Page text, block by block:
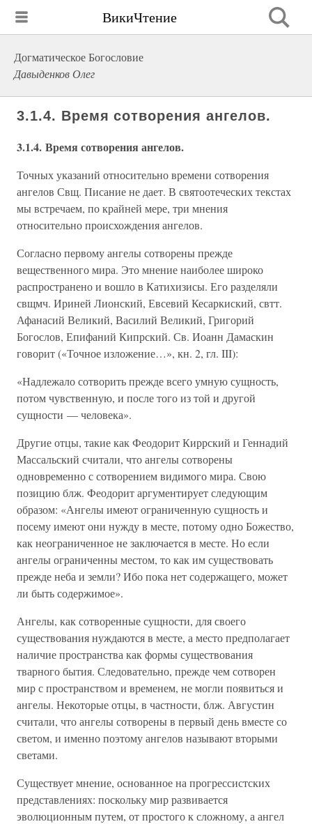
ВикиЧтение
Догматическое Богословие
Давыденков Олег
3.1.4. Время сотворения ангелов.
3.1.4. Время сотворения ангелов.
Точных указаний относительно времени сотворения
ангелов Свщ. Писание не дает. В святоотеческих текстах
мы встречаем, по крайней мере, три мнения
относительно происхождения ангелов.
Согласно первому ангелы сотворены прежде
вещественного мира. Это мнение наиболее широко
распространено и вошло в Катихизисы. Его разделяли
свщмч. Ириней Лионский, Евсевий Кесаркиский, свтт.
Афанасий Великий, Василий Великий, Григорий
Богослов, Епифаний Кипрский. Св. Иоанн Дамаскин
говорит («Точное изложение…», кн. 2, гл. III):
«Надлежало сотворить прежде всего умную сущность,
потом чувственную, и после того из той и другой
сущности — человека».
Другие отцы, такие как Феодорит Киррский и Геннадий
Массальский считали, что ангелы сотворены
одновременно с сотворением видимого мира. Свою
позицию блж. Феодорит аргументирует следующим
образом: «Ангелы имеют ограниченную сущность и
посему имеют они нужду в месте, потому одно Божество,
как неограниченное не заключается в месте. Но если
ангелы ограниченны местом, то как им существовать
прежде неба и земли? Ибо пока нет содержащего, может
ли быть содержимое».
Ангелы, как сотворенные сущности, для своего
существования нуждаются в месте, а место предполагает
наличие пространства как формы существования
тварного бытия. Следовательно, прежде чем сотворен
мир с пространством и временем, не могли появиться и
ангелы. Некоторые отцы, в частности, блж. Августин
считали, что ангелы сотворены в первый день вместе со
светом, и именно поэтому ангелов называют вторыми
светами.
Существует мнение, основанное на прогрессистских
представлениях: поскольку мир развивается
эволюционным путем, от простого к сложному, а ангел